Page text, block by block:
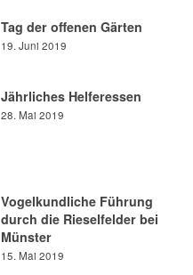
Tag der offenen Gärten
19. Juni 2019
Jährliches Helferessen
28. Mai 2019
Vogelkundliche Führung
durch die Rieselfelder bei
Münster
15. Mai 2019